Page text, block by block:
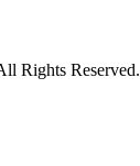
Rights Reserved.